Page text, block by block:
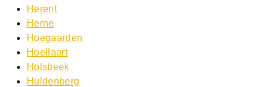
Herent
Herne
Hoegaarden
Hoeilaart
Holsbeek
Huldenberg